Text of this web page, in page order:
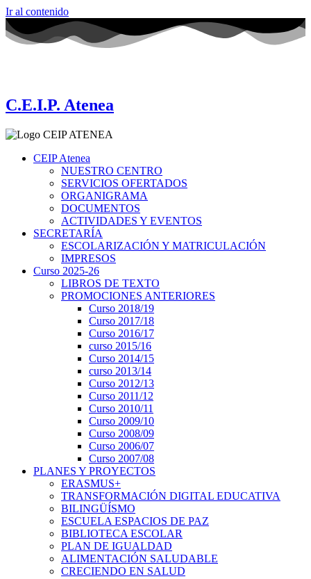
Ir al contenido
C.E.I.P. Atenea
CEIP Atenea
NUESTRO CENTRO
SERVICIOS OFERTADOS
ORGANIGRAMA
DOCUMENTOS
ACTIVIDADES Y EVENTOS
SECRETARÍA
ESCOLARIZACIÓN Y MATRICULACIÓN
IMPRESOS
Curso 2025-26
LIBROS DE TEXTO
PROMOCIONES ANTERIORES
Curso 2018/19
Curso 2017/18
Curso 2016/17
curso 2015/16
Curso 2014/15
curso 2013/14
Curso 2012/13
Curso 2011/12
Curso 2010/11
Curso 2009/10
Curso 2008/09
Curso 2006/07
Curso 2007/08
PLANES Y PROYECTOS
ERASMUS+
TRANSFORMACIÓN DIGITAL EDUCATIVA
BILINGÜÍSMO
ESCUELA ESPACIOS DE PAZ
BIBLIOTECA ESCOLAR
PLAN DE IGUALDAD
ALIMENTACIÓN SALUDABLE
CRECIENDO EN SALUD